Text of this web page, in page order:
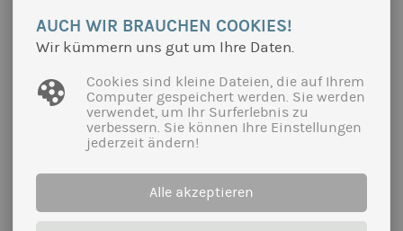
AUCH WIR BRAUCHEN COOKIES!
Wir kümmern uns gut um Ihre Daten.
Cookies sind kleine Dateien, die auf Ihrem
Computer gespeichert werden. Sie werden
verwendet, um Ihr Surferlebnis zu
verbessern. Sie können Ihre Einstellungen
jederzeit ändern!
Alle akzeptieren